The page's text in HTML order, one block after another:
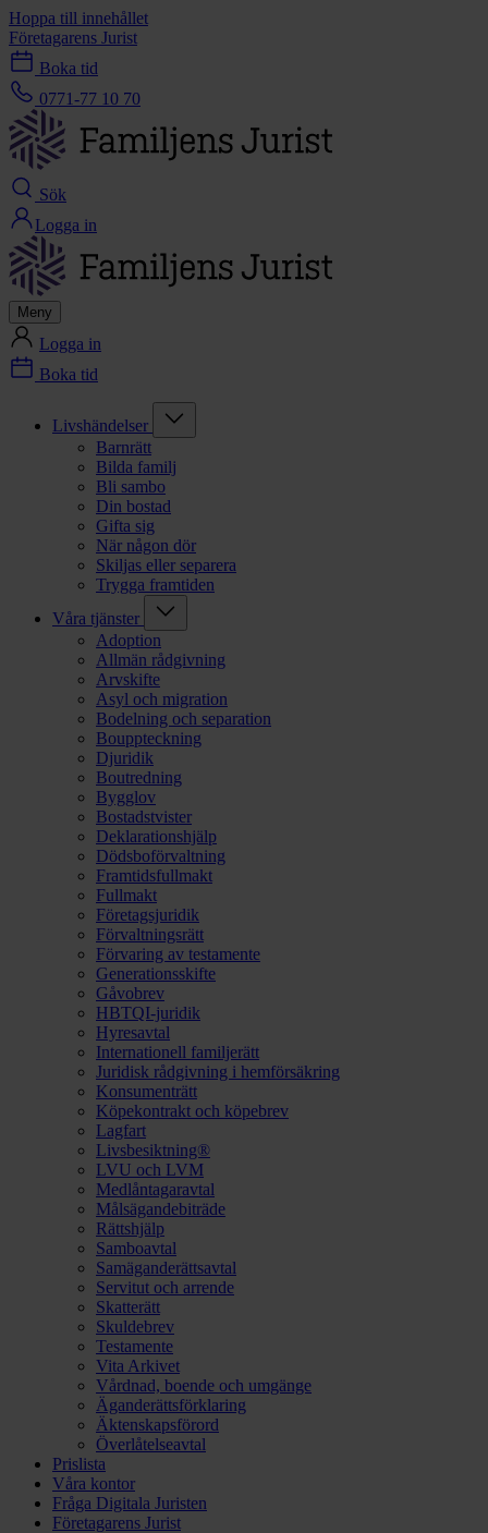
Hoppa till innehållet
Företagarens Jurist
Boka tid
0771-77 10 70
Sök
Logga in
Meny
Logga in
Boka tid
Livshändelser
Barnrätt
Bilda familj
Bli sambo
Din bostad
Gifta sig
När någon dör
Skiljas eller separera
Trygga framtiden
Våra tjänster
Adoption
Allmän rådgivning
Arvskifte
Asyl och migration
Bodelning och separation
Bouppteckning
Djuridik
Boutredning
Bygglov
Bostadstvister
Deklarationshjälp
Dödsboförvaltning
Framtidsfullmakt
Fullmakt
Företagsjuridik
Förvaltningsrätt
Förvaring av testamente
Generationsskifte
Gåvobrev
HBTQI-juridik
Hyresavtal
Internationell familjerätt
Juridisk rådgivning i hemförsäkring
Konsumenträtt
Köpekontrakt och köpebrev
Lagfart
Livsbesiktning®
LVU och LVM
Medlåntagaravtal
Målsägandebiträde
Rättshjälp
Samboavtal
Samäganderättsavtal
Servitut och arrende
Skatterätt
Skuldebrev
Testamente
Vita Arkivet
Vårdnad, boende och umgänge
Äganderättsförklaring
Äktenskapsförord
Överlåtelseavtal
Prislista
Våra kontor
Fråga Digitala Juristen
Företagarens Jurist